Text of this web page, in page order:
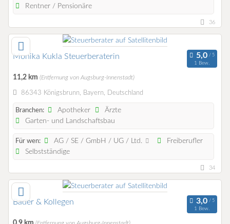
Rentner / Pensionäre
36
Monika Kukla Steuerberaterin
1 Bew.
11,2 km (Entfernung von Augsburg-Innenstadt)
86343 Königsbrunn, Bayern, Deutschland
Branchen: Apotheker
Ärzte
Garten- und Landschaftsbau
Für wen: AG / SE / GmbH / UG / Ltd.
Freiberufler
Selbstständige
34
Bader & Kollegen
1 Bew.